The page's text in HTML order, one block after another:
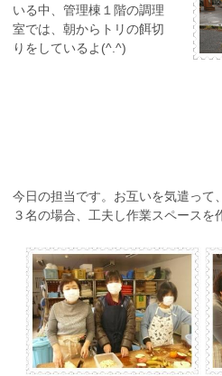
いる中、管理棟１階の調理
室では、朝からトリの餌切
りをしているよ(^.^)
今日の担当です。お互いを気遣っ
３名の場合、工夫し作業スペースを